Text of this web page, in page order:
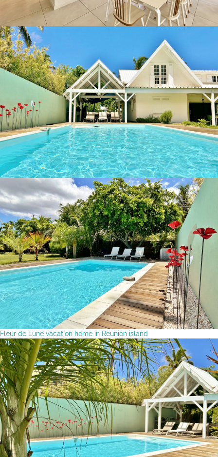
Fleur de Lune vacation home in Reunion island